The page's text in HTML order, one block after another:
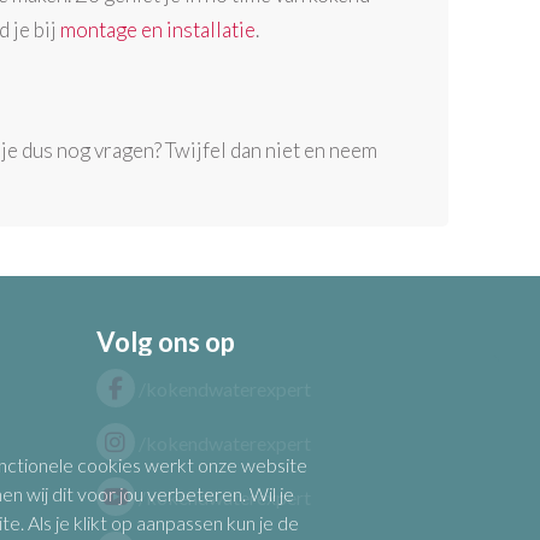
je bij montage en installatie.
dus nog vragen? Twijfel dan niet en neem
Volg ons op
/kokendwaterexpert
cookies werkt onze website
wij dit voor jou verbeteren. Wil je
Als je klikt op aanpassen kun je de